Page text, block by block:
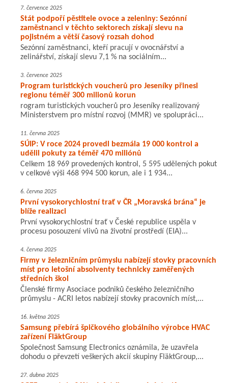
7. července 2025
Stát podpoří pěstitele ovoce a zeleniny: Sezónní
zaměstnanci v těchto sektorech získají slevu na
pojistném a větší časový rozsah dohod
Sezónní zaměstnanci, kteří pracují v ovocnářství a
zelinářství, získají slevu 7,1 % na sociálním...
3. července 2025
Program turistických voucherů pro Jeseníky přinesl
regionu téměř 300 milionů korun
rogram turistických voucherů pro Jeseníky realizovaný
Ministerstvem pro místní rozvoj (MMR) ve spolupráci...
11. června 2025
SÚIP: V roce 2024 provedl bezmála 19 000 kontrol a
udělil pokuty za téměř 470 miliónů
Celkem 18 969 provedených kontrol, 5 595 udělených pokut
v celkové výši 468 994 500 korun, ale i 1 934...
6. června 2025
První vysokorychlostní trať v ČR „Moravská brána“ je
blíže realizaci
První vysokorychlostní trať v České republice uspěla v
procesu posouzení vlivů na životní prostředí (EIA)...
4. června 2025
Firmy v železničním průmyslu nabízejí stovky pracovních
míst pro letošní absolventy technicky zaměřených
středních škol
Členské firmy Asociace podniků českého železničního
průmyslu - ACRI letos nabízejí stovky pracovních míst,...
16. května 2025
Samsung přebírá špičkového globálního výrobce HVAC
zařízení FläktGroup
Společnost Samsung Electronics oznámila, že uzavřela
dohodu o převzetí veškerých akcií skupiny FläktGroup,...
27. dubna 2025